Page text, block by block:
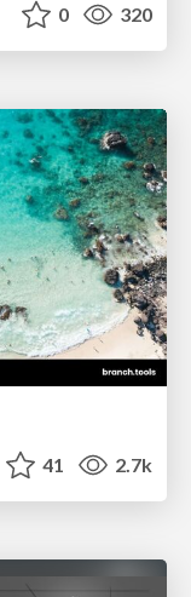
0 320
41 2.7k